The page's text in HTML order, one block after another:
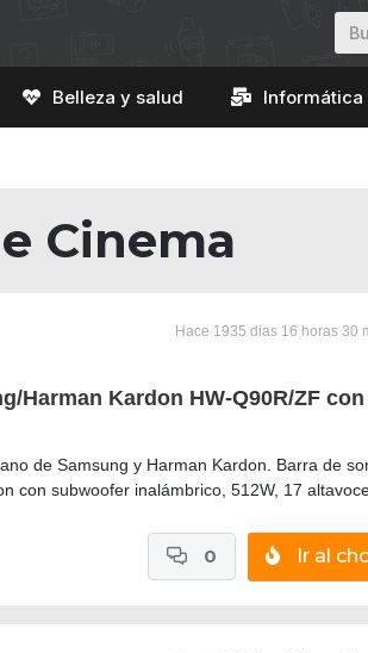
Belleza y salud
Cinema
Hace 1935 dias 16 horas 30
Harman Kardon HW-Q90R/ZF con
de Samsung y Harman Kardon. Barra de
con subwoofer inalámbrico, 512W, 17
Ir al
0